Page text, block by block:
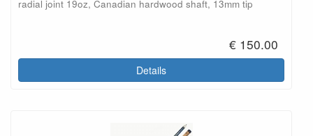
radial joint 19oz, Canadian hardwood shaft, 13mm tip
€ 150.00
Details